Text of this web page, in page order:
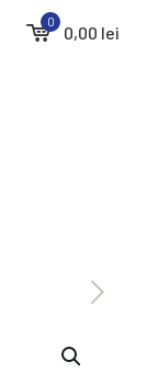
0
0,00 lei